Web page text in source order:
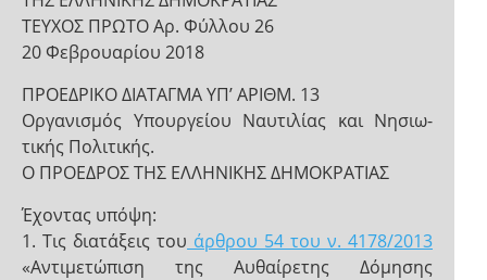
ΤΕΥΧΟΣ ΠΡΩΤΟ Αρ. Φύλλου 26
20 Φεβρουαρίου 2018
ΠΡΟΕΔΡΙΚΟ ΔΙΑΤΑΓΜΑ ΥΠ’ ΑΡΙΘΜ. 13
Οργανισμός Υπουργείου Ναυτιλίας και Νησιω-
τικής Πολιτικής.
Ο ΠΡΟΕΔΡΟΣ ΤΗΣ ΕΛΛΗΝΙΚΗΣ ΔΗΜΟΚΡΑΤΙΑΣ
Έχοντας υπόψη:
1. Τις διατάξεις του άρθρου 54 του ν. 4178/2013
«Αντιμετώπιση της Αυθαίρετης Δόμησης